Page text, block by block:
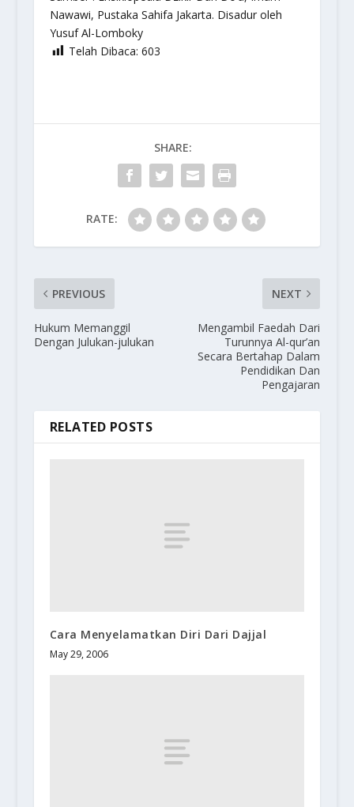
Nawawi, Pustaka Sahifa Jakarta. Disadur oleh
Yusuf Al-Lomboky
Telah Dibaca: 603
SHARE:
RATE:
PREVIOUS
Hukum Memanggil
Dengan Julukan-julukan
NEXT
Mengambil Faedah Dari
Turunnya Al-qur’an
Secara Bertahap Dalam
Pendidikan Dan
Pengajaran
RELATED POSTS
Cara Menyelamatkan Diri Dari Dajjal
May 29, 2006